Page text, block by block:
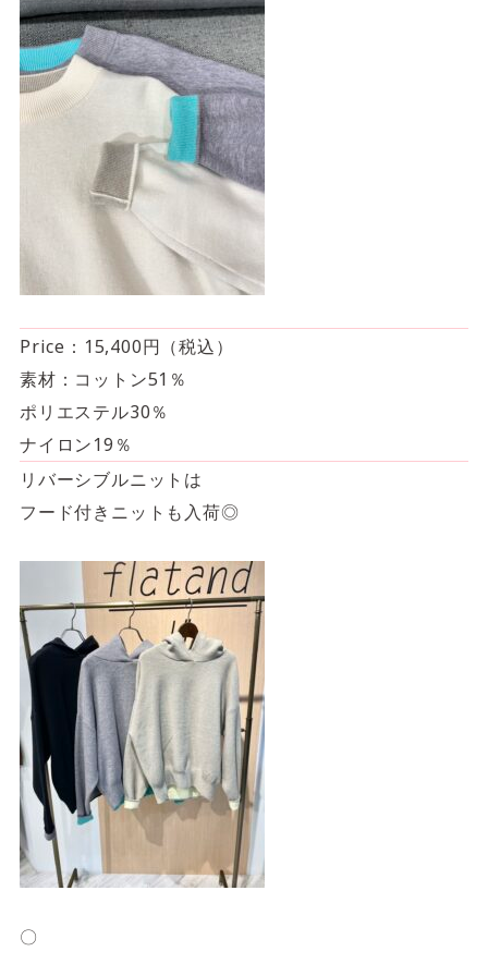
Price：15,400円（税込）
素材：コットン51％
ポリエステル30％
ナイロン19％
リバーシブルニットは
フード付きニットも入荷◎
〇